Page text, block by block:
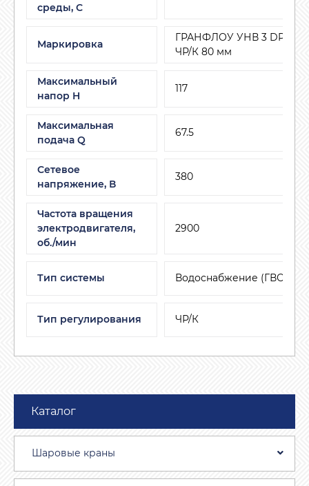
среды, С
Маркировка
ГРАНФЛОУ УНВ 3 DPV 15/
ЧР/К 80 мм
Максимальный
напор H
117
Максимальная
подача Q
67.5
Сетевое
напряжение, В
380
Частота вращения
электродвигателя,
об./мин
2900
Тип системы Водоснабжение (ГВС,
Тип регулирования ЧР/К
Каталог
Шаровые краны